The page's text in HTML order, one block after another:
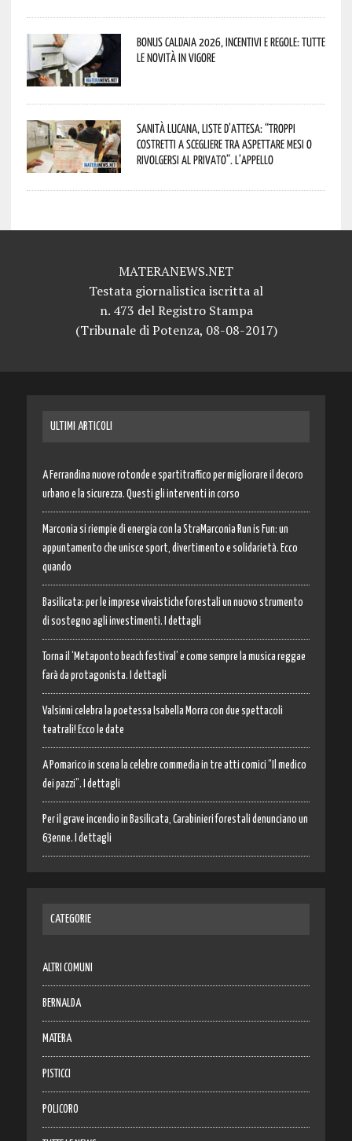
Bonus caldaia 2026, incentivi e regole: tutte
le novità in vigore
Sanità lucana, liste d’attesa: “Troppi
costretti a scegliere tra aspettare mesi o
rivolgersi al privato”. L’appello
MATERANEWS.NET
Testata giornalistica iscritta al
n. 473 del Registro Stampa
(Tribunale di Potenza, 08-08-2017)
ULTIMI ARTICOLI
A Ferrandina nuove rotonde e spartitraffico per migliorare il decoro
urbano e la sicurezza. Questi gli interventi in corso
Marconia si riempie di energia con la StraMarconia Run is Fun: un
appuntamento che unisce sport, divertimento e solidarietà. Ecco
quando
Basilicata: per le imprese vivaistiche forestali un nuovo strumento
di sostegno agli investimenti. I dettagli
Torna il ‘Metaponto beach festival’ e come sempre la musica reggae
farà da protagonista. I dettagli
Valsinni celebra la poetessa Isabella Morra con due spettacoli
teatrali! Ecco le date
A Pomarico in scena la celebre commedia in tre atti comici “Il medico
dei pazzi”. I dettagli
Per il grave incendio in Basilicata, Carabinieri forestali denunciano un
63enne. I dettagli
CATEGORIE
ALTRI COMUNI
BERNALDA
MATERA
PISTICCI
POLICORO